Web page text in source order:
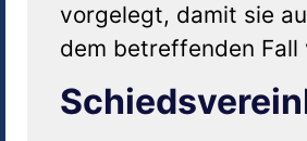
vorgelegt, damit sie
dem betreffenden